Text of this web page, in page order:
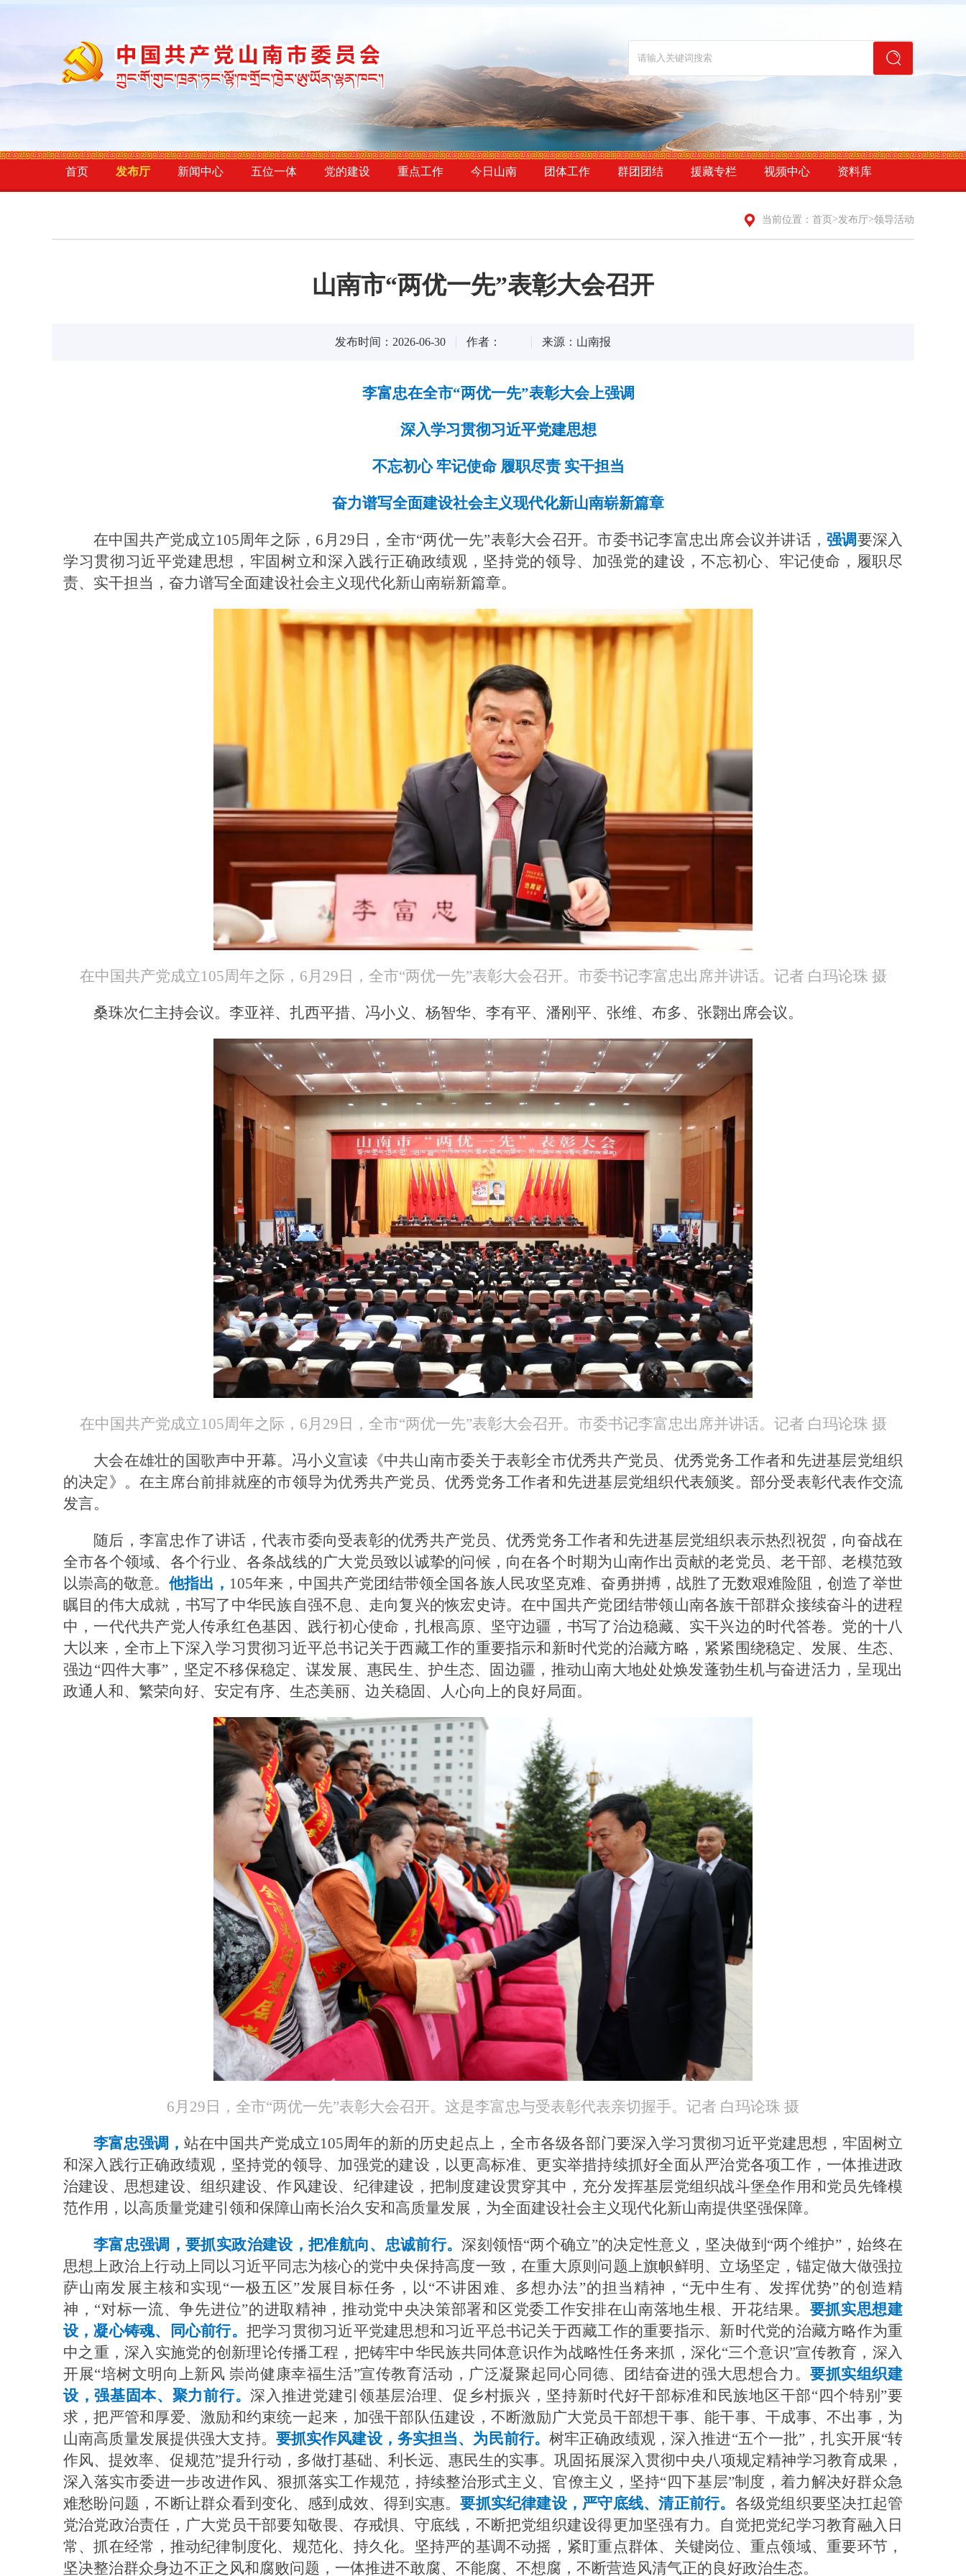
首页 发布厅 新闻中心 五位一体 党的建设 重点工作 今日山南 团体工作 群团团结 援藏专栏 视频中心 资料库
当前位置： 首页 >发布厅>领导活动
山南市“两优一先”表彰大会召开
发布时间：2026-06-30 作者： 来源：山南报
李富忠在全市“两优一先”表彰大会上强调
深入学习贯彻习近平党建思想
不忘初心 牢记使命 履职尽责 实干担当
奋力谱写全面建设社会主义现代化新山南崭新篇章
在中国共产党成立105周年之际，6月29日，全市“两优一先”表彰大会召开。市委书记李富忠出席会议并讲话，强调要深入
学习贯彻习近平党建思想，牢固树立和深入践行正确政绩观，坚持党的领导、加强党的建设，不忘初心、牢记使命，履职尽
责、实干担当，奋力谱写全面建设社会主义现代化新山南崭新篇章。
在中国共产党成立105周年之际，6月29日，全市“两优一先”表彰大会召开。市委书记李富忠出席并讲话。记者 白玛论珠 摄
桑珠次仁主持会议。李亚祥、扎西平措、冯小义、杨智华、李有平、潘刚平、张维、布多、张翾出席会议。
在中国共产党成立105周年之际，6月29日，全市“两优一先”表彰大会召开。市委书记李富忠出席并讲话。记者 白玛论珠 摄
大会在雄壮的国歌声中开幕。冯小义宣读《中共山南市委关于表彰全市优秀共产党员、优秀党务工作者和先进基层党组织
的决定》。在主席台前排就座的市领导为优秀共产党员、优秀党务工作者和先进基层党组织代表颁奖。部分受表彰代表作交流
发言。
随后，李富忠作了讲话，代表市委向受表彰的优秀共产党员、优秀党务工作者和先进基层党组织表示热烈祝贺，向奋战在
全市各个领域、各个行业、各条战线的广大党员致以诚挚的问候，向在各个时期为山南作出贡献的老党员、老干部、老模范致
以崇高的敬意。他指出， 105年来，中国共产党团结带领全国各族人民攻坚克难、奋勇拼搏，战胜了无数艰难险阻，创造了举世
瞩目的伟大成就，书写了中华民族自强不息、走向复兴的恢宏史诗。在中国共产党团结带领山南各族干部群众接续奋斗的进程
中，一代代共产党人传承红色基因、践行初心使命，扎根高原、坚守边疆，书写了治边稳藏、实干兴边的时代答卷。党的十八
大以来，全市上下深入学习贯彻习近平总书记关于西藏工作的重要指示和新时代党的治藏方略，紧紧围绕稳定、发展、生态、
强边“四件大事”，坚定不移保稳定、谋发展、惠民生、护生态、固边疆，推动山南大地处处焕发蓬勃生机与奋进活力，呈现出
政通人和、繁荣向好、安定有序、生态美丽、边关稳固、人心向上的良好局面。
6月29日，全市“两优一先”表彰大会召开。这是李富忠与受表彰代表亲切握手。记者 白玛论珠 摄
李富忠强调，站在中国共产党成立105周年的新的历史起点上，全市各级各部门要深入学习贯彻习近平党建思想，牢固树立
和深入践行正确政绩观，坚持党的领导、加强党的建设，以更高标准、更实举措持续抓好全面从严治党各项工作，一体推进政
治建设、思想建设、组织建设、作风建设、纪律建设，把制度建设贯穿其中，充分发挥基层党组织战斗堡垒作用和党员先锋模
范作用，以高质量党建引领和保障山南长治久安和高质量发展，为全面建设社会主义现代化新山南提供坚强保障。
李富忠强调，要抓实政治建设，把准航向、忠诚前行。深刻领悟“两个确立”的决定性意义，坚决做到“两个维护”，始终在
思想上政治上行动上同以习近平同志为核心的党中央保持高度一致，在重大原则问题上旗帜鲜明、立场坚定，锚定做大做强拉
萨山南发展主核和实现“一极五区”发展目标任务，以“不讲困难、多想办法”的担当精神，“无中生有、发挥优势”的创造精
神，“对标一流、争先进位”的进取精神，推动党中央决策部署和区党委工作安排在山南落地生根、开花结果。 要抓实思想建
设，凝心铸魂、同心前行。 把学习贯彻习近平党建思想和习近平总书记关于西藏工作的重要指示、新时代党的治藏方略作为重
中之重，深入实施党的创新理论传播工程，把铸牢中华民族共同体意识作为战略性任务来抓，深化“三个意识”宣传教育，深入
开展“培树文明向上新风 崇尚健康幸福生活”宣传教育活动，广泛凝聚起同心同德、团结奋进的强大思想合力。要抓实组织建
设，强基固本、聚力前行。深入推进党建引领基层治理、促乡村振兴，坚持新时代好干部标准和民族地区干部“四个特别”要
求，把严管和厚爱、激励和约束统一起来，加强干部队伍建设，不断激励广大党员干部想干事、能干事、干成事、不出事，为
山南高质量发展提供强大支持。 要抓实作风建设，务实担当、为民前行。 树牢正确政绩观，深入推进“五个一批”，扎实开展“转
作风、提效率、促规范”提升行动，多做打基础、利长远、惠民生的实事。巩固拓展深入贯彻中央八项规定精神学习教育成果，
深入落实市委进一步改进作风、狠抓落实工作规范，持续整治形式主义、官僚主义，坚持“四下基层”制度，着力解决好群众急
难愁盼问题，不断让群众看到变化、感到成效、得到实惠。要抓实纪律建设，严守底线、清正前行。 各级党组织要坚决扛起管
党治党政治责任，广大党员干部要知敬畏、存戒惧、守底线，不断把党组织建设得更加坚强有力。自觉把党纪学习教育融入日
常、抓在经常，推动纪律制度化、规范化、持久化。坚持严的基调不动摇，紧盯重点群体、关键岗位、重点领域、重要环节，
坚决整治群众身边不正之风和腐败问题，一体推进不敢腐、不能腐、不想腐，不断营造风清气正的良好政治生态。